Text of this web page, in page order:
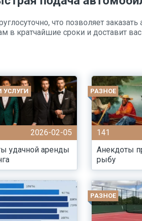
что позволяет
в кратчайшие сроки и доставит
УСЛУГИ
2026-02-05
удачной аренды
РАЗНОЕ
141
Анекдоты
рыбу
РАЗНОЕ